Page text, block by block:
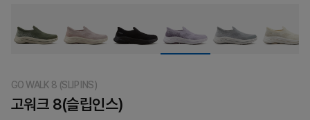
GO WALK 8 (SLIP INS)
고워크 8(슬립인스)